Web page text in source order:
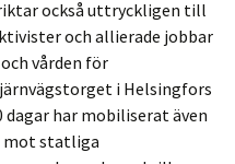
också uttryckligen till
och allierade jobbar
vården för
i Helsingfors
har mobiliserat även
mot statliga